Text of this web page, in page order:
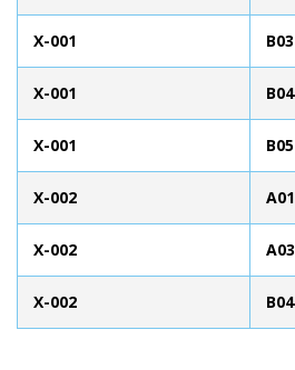
X-001 B03
X-001 B04
X-001 B05
X-002 A01
X-002 A03
X-002 B04